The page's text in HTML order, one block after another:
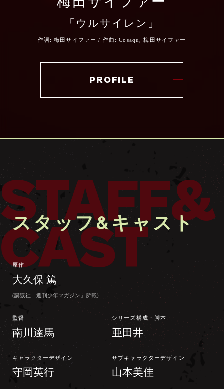
「ウルサイレン」
作詞: 梅田サイファー / 作曲: Cosaqu, 梅田サイファー
PROFILE
STAFF&
CAST
スタッフ&キャスト
原作
大久保 篤
(講談社「週刊少年マガジン」所載)
監督
南川達馬
シリーズ構成・脚本
亜田井
キャラクターデザイン
守岡英行
サブキャラクターデザイン
山本美佳